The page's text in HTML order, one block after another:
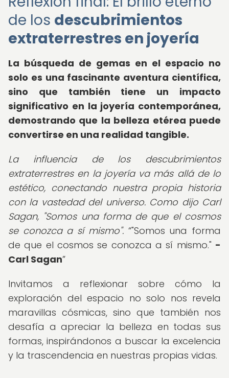
de los descubrimientos
extraterrestres en joyería
La búsqueda de gemas en el espacio no
solo es una fascinante aventura científica,
sino que también tiene un impacto
significativo en la joyería contemporánea,
demostrando que la belleza etérea puede
convertirse en una realidad tangible.
La influencia de los descubrimientos
extraterrestres en la joyería va más allá de lo
estético, conectando nuestra propia historia
con la vastedad del universo. Como dijo Carl
Sagan, "Somos una forma de que el cosmos
se conozca a sí mismo". "Somos una forma
de que el cosmos se conozca a sí mismo." -
Carl Sagan
Invitamos a reflexionar sobre cómo la
exploración del espacio no solo nos revela
maravillas cósmicas, sino que también nos
desafía a apreciar la belleza en todas sus
formas, inspirándonos a buscar la excelencia
y la trascendencia en nuestras propias vidas.